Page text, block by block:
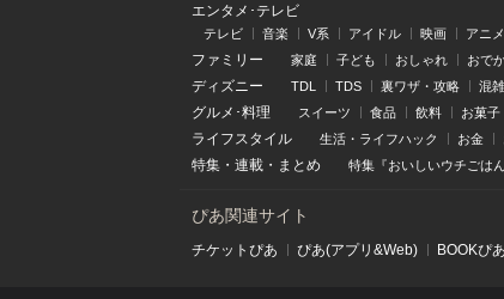
エンタメ･テレビ
テレビ 音楽 V系 アイドル 映画 アニメ
ファミリー 家庭 子ども おしゃれ おで
ディズニー TDL TDS 裏ワザ・攻略 混
グルメ･料理 スイーツ 食品 飲料 お菓子
ライフスタイル 生活・ライフハック お金
特集 ・ 連載 ・ まとめ 特集『おいしいウチごはん
ぴあ関連サイト
チケットぴあ ぴあ(アプリ&Web) BOOKぴあ